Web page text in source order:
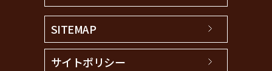
SITEMAP
サイトポリシー